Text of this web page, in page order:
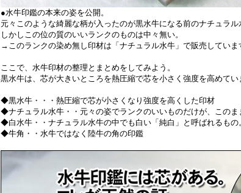
●水牛印鑑の本来の姿を公開。
元々このような綺麗な柄が入ったのが黒水牛になる前のナチュラル
しかしこの位の質のいいランクのものは中々無い。
→このランクの染め無し印材は「ナチュラル水牛」で販売していま
ここで、水牛印材の整理とまとめをしてみよう。
黒水牛は、芯が大きいところを熱圧縮で芯を小さく強度を高めてい
◆黒水牛・・・熱圧縮で芯が小さくなり強度を高くした印材
◆ナチュラル水牛・・元々の姿でランクのいいものだけが、このま
◆白水牛・・ナチュラル水牛の中でも白い「純白」と呼ばれるも
◆牛角・・水牛ではなく陸牛の角の印鑑